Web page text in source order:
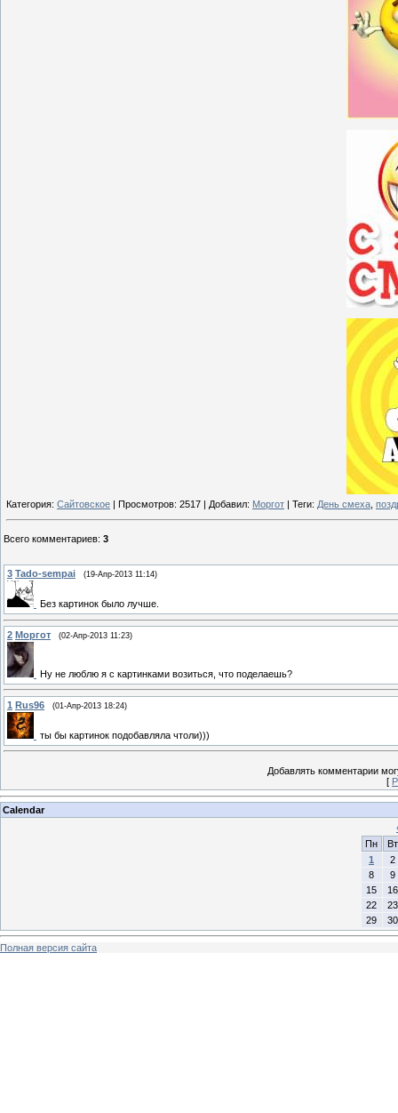
Категория: Сайтовское Просмотров: 2517 | Добавил: Моргот Теги: День смеха
Всего комментариев: 3
3 Tado-sempai (19-Апр-2013 11:14)
Без картинок было лучше.
2 Моргот (02-Апр-2013 11:23)
Ну не люблю я с картинками возиться, что поделаешь?
1 Rus96 (01-Апр-2013 18:24)
ты бы картинок подобавляла чтоли)))
Добавлять комментарии
[
Calendar
Пн
Вт
1
2
8
9
15
16
22
23
29
30
Полная версия сайта